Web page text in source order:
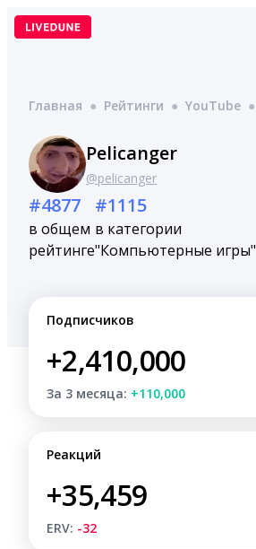
Перейти
Главная ● Рейтинги ● YouTube ●
Pelicanger
@pelicanger
#4877
в общем
рейтинге
#1115
в категории
"Компьютерные игры"
Подписчиков
+2,410,000
За 3 месяца: +110,000
Реакций
+35,459
ERV: -32